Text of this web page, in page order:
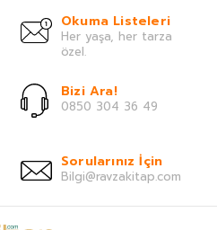
Okuma Listeleri
Her yaşa, her tarza
özel.
Bizi Ara!
0850 304 36 49
Sorularınız İçin
Bilgi@ravzakitap.com